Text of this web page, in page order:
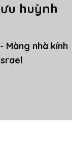
huỳnh
- Màng nhà kính